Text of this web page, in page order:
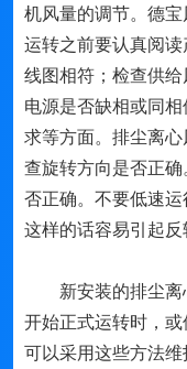
机风量的调节。德
运转之前要认真阅
线图相符；检查供给
电源是否缺相或同
求等方面。排尘离
查旋转方向是否正
否正确。不要低速
这样的话容易引起反
新安装的排尘离
开始正式运转时，
可以采用这些方法维